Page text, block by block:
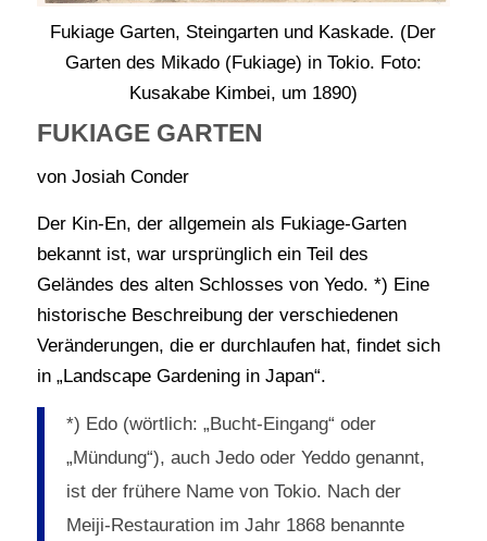
Fukiage Garten, Steingarten und Kaskade. (Der
Garten des Mikado (Fukiage) in Tokio. Foto:
Kusakabe Kimbei, um 1890)
FUKIAGE GARTEN
von Josiah Conder
Der Kin-En, der allgemein als Fukiage-Garten
bekannt ist, war ursprünglich ein Teil des
Geländes des alten Schlosses von Yedo. *) Eine
historische Beschreibung der verschiedenen
Veränderungen, die er durchlaufen hat, findet sich
in „Landscape Gardening in Japan“.
*) Edo (wörtlich: „Bucht-Eingang“ oder
„Mündung“), auch Jedo oder Yeddo genannt,
ist der frühere Name von Tokio. Nach der
Meiji-Restauration im Jahr 1868 benannte